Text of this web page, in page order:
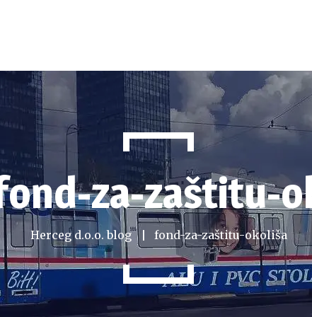
za-zaštitu-
Herceg d.o.o. blog fond-za-zaštitu-okoliša